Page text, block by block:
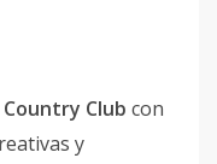
Club con
y